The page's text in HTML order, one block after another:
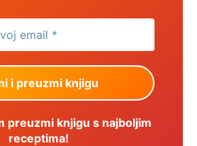
preuzmi knjigu s najboljim
receptima!